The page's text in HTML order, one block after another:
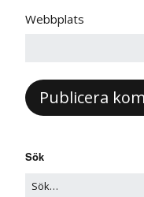
Webbplats
Sök